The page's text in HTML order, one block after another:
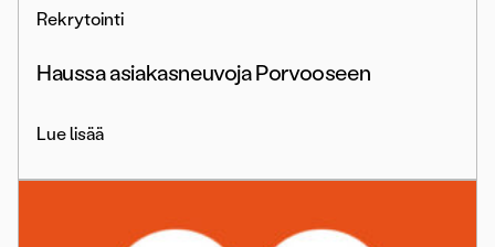
Rekrytointi
Haussa asiakasneuvoja Porvooseen
Lue lisää